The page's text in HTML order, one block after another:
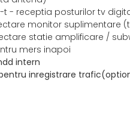
t - receptia posturilor tv
monitor suplimentare
statie amplificare /
mers inapoi
intern
inregistrare